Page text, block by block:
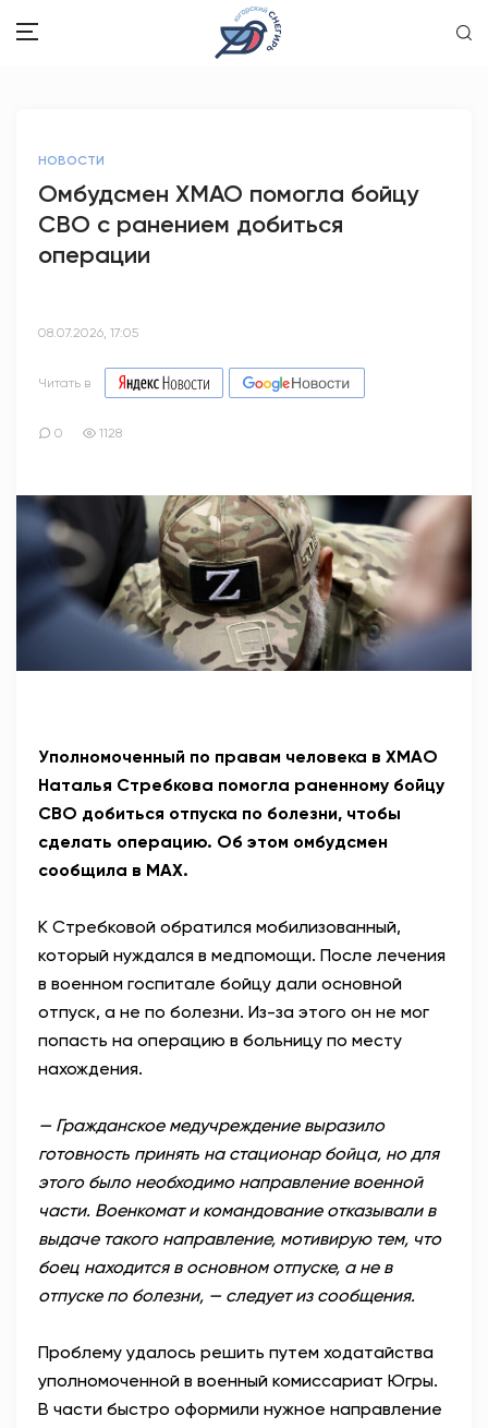
ОБРАЗОВАНИЕ
СПОРТ
АНТИТЕРРОР
НОВОСТИ
ОФИЦИАЛЬНО
Вход / Регистрация
НОВОСТИ
Омбудсмен ХМАО помогла бойцу
СВО с ранением добиться
операции
08.07.2026, 17:05
Читать в
0 1128
Уполномоченный по правам человека в ХМАО
Наталья Стребкова помогла раненному бойцу
СВО добиться отпуска по болезни, чтобы
сделать операцию. Об этом омбудсмен
сообщила в MAX.
К Стребковой обратился мобилизованный,
который нуждался в медпомощи. После лечения
в военном госпитале бойцу дали основной
отпуск, а не по болезни. Из-за этого он не мог
попасть на операцию в больницу по месту
нахождения.
— Гражданское медучреждение выразило
готовность принять на стационар бойца, но для
этого было необходимо направление военной
части. Военкомат и командование отказывали в
выдаче такого направление, мотивирую тем, что
боец находится в основном отпуске, а не в
отпуске по болезни, — следует из сообщения.
Проблему удалось решить путем ходатайства
уполномоченной в военный комиссариат Югры.
В части быстро оформили нужное направление